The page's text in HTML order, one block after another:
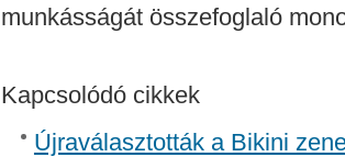
munkásságát összefoglaló
Kapcsolódó cikkek
Újraválasztották a Bikini